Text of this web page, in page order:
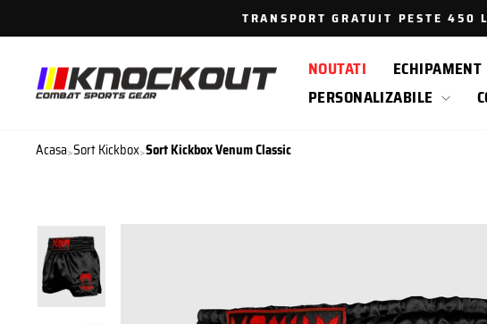
la
TRANSPORT GRATUIT PESTE 450
NOUTATI ECHIPAMENT
PERSONALIZABILE
Acasa>Sort Kickbox>Sort Kickbox Venum Classic